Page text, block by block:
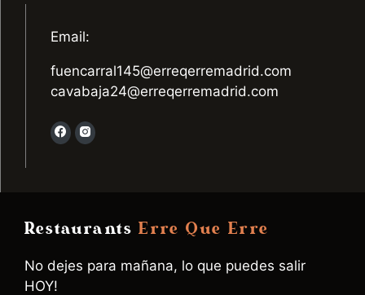
Email:
fuencarral145@erreqerremadrid.com
cavabaja24@erreqerremadrid.com
RestaurantsErre Que Erre
No dejes para mañana, lo que puedes salir
HOY!